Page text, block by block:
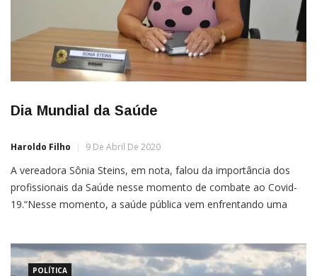
Dia Mundial da Saúde
Haroldo Filho 9 De Abril De 2020
A vereadora Sônia Steins, em nota, falou da importância dos
profissionais da Saúde nesse momento de combate ao Covid-
19.“Nesse momento, a saúde pública vem enfrentando uma
dessa doença que vitimou milhares de mundo afora, […]
POLÍTICA